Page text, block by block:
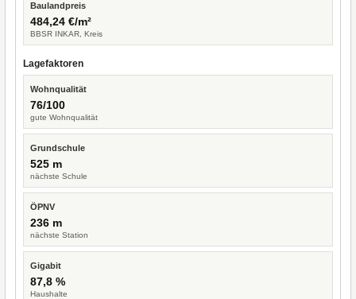
Baulandpreis
484,24 €/m²
BBSR INKAR, Kreis
Lagefaktoren
Wohnqualität
76/100
gute Wohnqualität
Grundschule
525 m
nächste Schule
ÖPNV
236 m
nächste Station
Gigabit
87,8 %
Haushalte